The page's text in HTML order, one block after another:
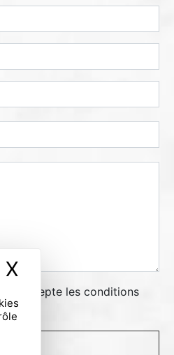
X Masquer le
j'accepte les conditions
**